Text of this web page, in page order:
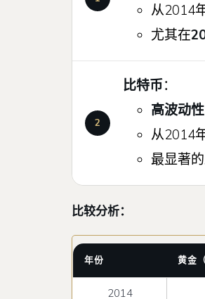
从2014
尤其在
比特币：
高波动性
从2014
最显著
比较分析：
年份 黄金
2014